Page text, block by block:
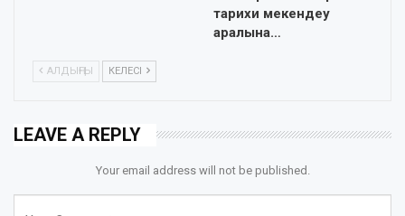
тарихи мекендеу
аралына…
АЛДЫҢҒЫ КЕЛЕСІ
LEAVE A REPLY
Your email address will not be published.